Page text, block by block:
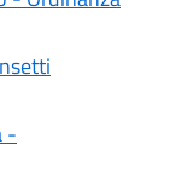
-